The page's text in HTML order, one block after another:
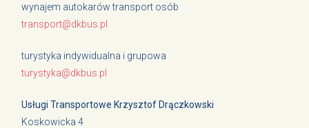
wynajem autokarów transport osób
transport@dkbus.pl
turystyka indywidualna i grupowa
turystyka@dkbus.pl
Usługi Transportowe Krzysztof Drączkowski
Koskowicka 4